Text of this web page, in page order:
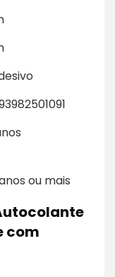
ou mais
com